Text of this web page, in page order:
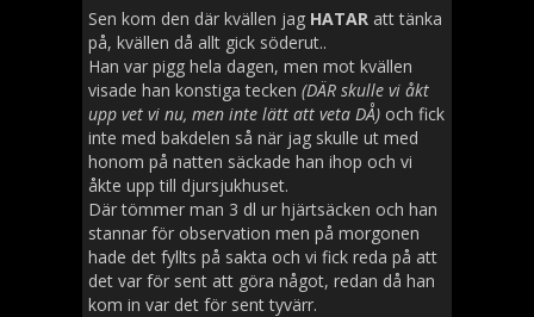
Sen kom den där kvällen jag HATAR att tänka
på, kvällen då allt gick söderut..
Han var pigg hela dagen, men mot kvällen
visade han konstiga tecken (DÄR skulle vi åkt
upp vet vi nu, men inte lätt att veta DÅ) och fick
inte med bakdelen så när jag skulle ut med
honom på natten säckade han ihop och vi
åkte upp till djursjukhuset.
Där tömmer man 3 dl ur hjärtsäcken och han
stannar för observation men på morgonen
hade det fyllts på sakta och vi fick reda på att
det var för sent att göra något, redan då han
kom in var det för sent tyvärr.